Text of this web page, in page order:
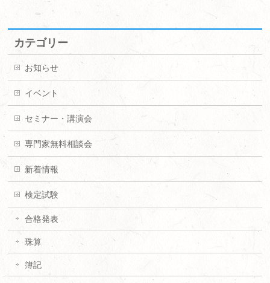
カテゴリー
お知らせ
イベント
セミナー・講演会
専門家無料相談会
新着情報
検定試験
合格発表
珠算
簿記